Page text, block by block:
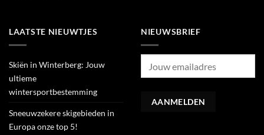
LAATSTE NIEUWTJES
Skiën in Winterberg: Jouw
ultieme
wintersportbestemming
Sneeuwzekere skigebieden in
Europa onze top 5!
NIEUWSBRIEF